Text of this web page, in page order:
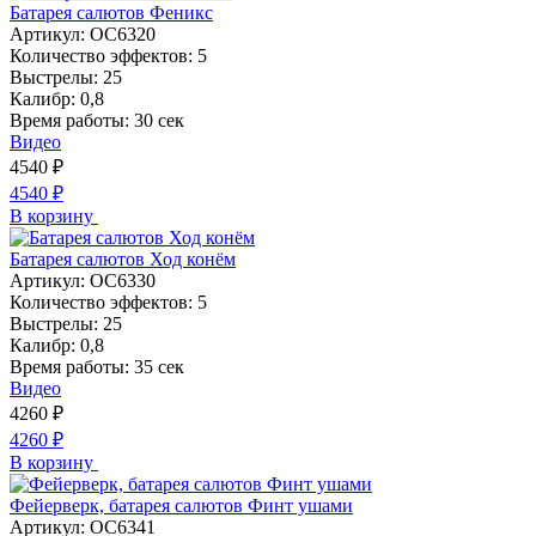
Батарея салютов Феникс
Артикул: ОС6320
Количество эффектов: 5
Выстрелы: 25
Калибр: 0,8
Время работы: 30 сек
Видео
4540 ₽
4540 ₽
В корзину
Батарея салютов Ход конём
Артикул: ОС6330
Количество эффектов: 5
Выстрелы: 25
Калибр: 0,8
Время работы: 35 сек
Видео
4260 ₽
4260 ₽
В корзину
Фейерверк, батарея салютов Финт ушами
Артикул: ОС6341